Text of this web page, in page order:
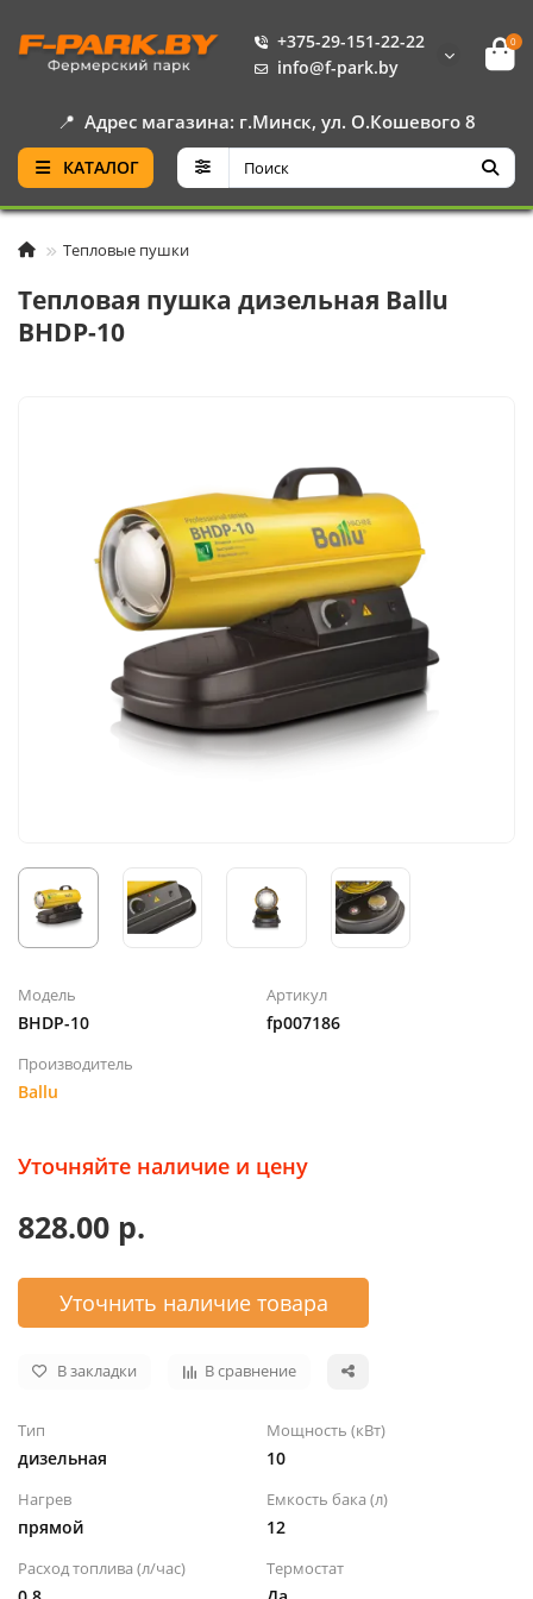
+375-29-151-22-22
info@f-park.by
0
📍 Адрес магазина: г.Минск, ул. О.Кошевого 8
КАТАЛОГ
Тепловые пушки
Тепловая пушка дизельная Ballu
BHDP-10
Модель
BHDP-10
Артикул
fp007186
Производитель
Ballu
Уточняйте наличие и цену
828.00 р.
Уточнить наличие товара
В закладки В сравнение
Тип
дизельная
Мощность (кВт)
10
Нагрев
прямой
Емкость бака (л)
12
Расход топлива (л/час) Термостат